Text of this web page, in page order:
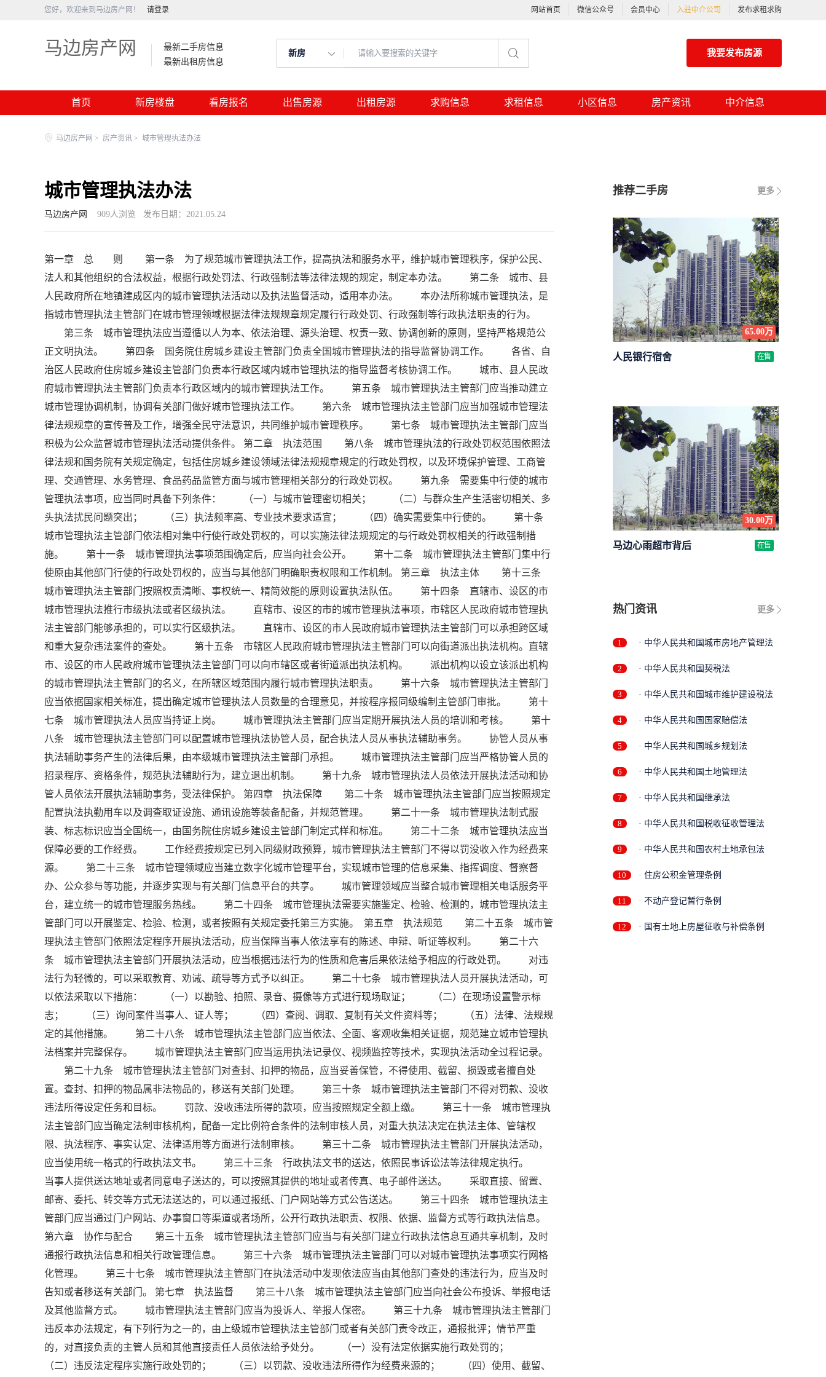
您好，欢迎来到马边房产网！ 请登录 网站首页 微信公众号 会员中心 入驻中介公司 发布求租求购
马边房产网
最新二手房信息
最新出租房信息
新房 我要发布房源
首页 新房楼盘 看房报名 出售房源 出租房源 求购信息 求租信息 小区信息 房产资讯 中介信息
马边房产网 > 房产资讯 > 城市管理执法办法
城市管理执法办法
马边房产网 909人浏览 发布日期：2021.05.24
第一章 总 则 第一条 为了规范城市管理执法工作，提高执法和服务水平，维护城市管理秩序，保护公民、
法人和其他组织的合法权益，根据行政处罚法、行政强制法等法律法规的规定，制定本办法。 第二条 城市、县
人民政府所在地镇建成区内的城市管理执法活动以及执法监督活动，适用本办法。 本办法所称城市管理执法，是
指城市管理执法主管部门在城市管理领域根据法律法规规章规定履行行政处罚、行政强制等行政执法职责的行为。
第三条 城市管理执法应当遵循以人为本、依法治理、源头治理、权责一致、协调创新的原则，坚持严格规范公
正文明执法。 第四条 国务院住房城乡建设主管部门负责全国城市管理执法的指导监督协调工作。 各省、自
治区人民政府住房城乡建设主管部门负责本行政区域内城市管理执法的指导监督考核协调工作。 城市、县人民政
府城市管理执法主管部门负责本行政区域内的城市管理执法工作。 第五条 城市管理执法主管部门应当推动建立
城市管理协调机制，协调有关部门做好城市管理执法工作。 第六条 城市管理执法主管部门应当加强城市管理法
律法规规章的宣传普及工作，增强全民守法意识，共同维护城市管理秩序。 第七条 城市管理执法主管部门应当
积极为公众监督城市管理执法活动提供条件。 第二章 执法范围 第八条 城市管理执法的行政处罚权范围依照法
律法规和国务院有关规定确定，包括住房城乡建设领域法律法规规章规定的行政处罚权，以及环境保护管理、工商管
理、交通管理、水务管理、食品药品监管方面与城市管理相关部分的行政处罚权。 第九条 需要集中行使的城市
管理执法事项，应当同时具备下列条件： （一）与城市管理密切相关； （二）与群众生产生活密切相关、多
头执法扰民问题突出； （三）执法频率高、专业技术要求适宜； （四）确实需要集中行使的。 第十条
城市管理执法主管部门依法相对集中行使行政处罚权的，可以实施法律法规规定的与行政处罚权相关的行政强制措
施。 第十一条 城市管理执法事项范围确定后，应当向社会公开。 第十二条 城市管理执法主管部门集中行
使原由其他部门行使的行政处罚权的，应当与其他部门明确职责权限和工作机制。 第三章 执法主体 第十三条
城市管理执法主管部门按照权责清晰、事权统一、精简效能的原则设置执法队伍。 第十四条 直辖市、设区的市
城市管理执法推行市级执法或者区级执法。 直辖市、设区的市的城市管理执法事项，市辖区人民政府城市管理执
法主管部门能够承担的，可以实行区级执法。 直辖市、设区的市人民政府城市管理执法主管部门可以承担跨区域
和重大复杂违法案件的查处。 第十五条 市辖区人民政府城市管理执法主管部门可以向街道派出执法机构。直辖
市、设区的市人民政府城市管理执法主管部门可以向市辖区或者街道派出执法机构。 派出机构以设立该派出机构
的城市管理执法主管部门的名义，在所辖区域范围内履行城市管理执法职责。 第十六条 城市管理执法主管部门
应当依据国家相关标准，提出确定城市管理执法人员数量的合理意见，并按程序报同级编制主管部门审批。 第十
七条 城市管理执法人员应当持证上岗。 城市管理执法主管部门应当定期开展执法人员的培训和考核。 第十
八条 城市管理执法主管部门可以配置城市管理执法协管人员，配合执法人员从事执法辅助事务。 协管人员从事
执法辅助事务产生的法律后果，由本级城市管理执法主管部门承担。 城市管理执法主管部门应当严格协管人员的
招录程序、资格条件，规范执法辅助行为，建立退出机制。 第十九条 城市管理执法人员依法开展执法活动和协
管人员依法开展执法辅助事务，受法律保护。 第四章 执法保障 第二十条 城市管理执法主管部门应当按照规定
配置执法执勤用车以及调查取证设施、通讯设施等装备配备，并规范管理。 第二十一条 城市管理执法制式服
装、标志标识应当全国统一，由国务院住房城乡建设主管部门制定式样和标准。 第二十二条 城市管理执法应当
保障必要的工作经费。 工作经费按规定已列入同级财政预算，城市管理执法主管部门不得以罚没收入作为经费来
源。 第二十三条 城市管理领域应当建立数字化城市管理平台，实现城市管理的信息采集、指挥调度、督察督
办、公众参与等功能，并逐步实现与有关部门信息平台的共享。 城市管理领域应当整合城市管理相关电话服务平
台，建立统一的城市管理服务热线。 第二十四条 城市管理执法需要实施鉴定、检验、检测的，城市管理执法主
管部门可以开展鉴定、检验、检测，或者按照有关规定委托第三方实施。 第五章 执法规范 第二十五条 城市管
理执法主管部门依照法定程序开展执法活动，应当保障当事人依法享有的陈述、申辩、听证等权利。 第二十六
条 城市管理执法主管部门开展执法活动，应当根据违法行为的性质和危害后果依法给予相应的行政处罚。 对违
法行为轻微的，可以采取教育、劝诫、疏导等方式予以纠正。 第二十七条 城市管理执法人员开展执法活动，可
以依法采取以下措施： （一）以勘验、拍照、录音、摄像等方式进行现场取证； （二）在现场设置警示标
志； （三）询问案件当事人、证人等； （四）查阅、调取、复制有关文件资料等； （五）法律、法规规
定的其他措施。 第二十八条 城市管理执法主管部门应当依法、全面、客观收集相关证据，规范建立城市管理执
法档案并完整保存。 城市管理执法主管部门应当运用执法记录仪、视频监控等技术，实现执法活动全过程记录。
第二十九条 城市管理执法主管部门对查封、扣押的物品，应当妥善保管，不得使用、截留、损毁或者擅自处
置。查封、扣押的物品属非法物品的，移送有关部门处理。 第三十条 城市管理执法主管部门不得对罚款、没收
违法所得设定任务和目标。 罚款、没收违法所得的款项，应当按照规定全额上缴。 第三十一条 城市管理执
法主管部门应当确定法制审核机构，配备一定比例符合条件的法制审核人员，对重大执法决定在执法主体、管辖权
限、执法程序、事实认定、法律适用等方面进行法制审核。 第三十二条 城市管理执法主管部门开展执法活动，
应当使用统一格式的行政执法文书。 第三十三条 行政执法文书的送达，依照民事诉讼法等法律规定执行。
当事人提供送达地址或者同意电子送达的，可以按照其提供的地址或者传真、电子邮件送达。 采取直接、留置、
邮寄、委托、转交等方式无法送达的，可以通过报纸、门户网站等方式公告送达。 第三十四条 城市管理执法主
管部门应当通过门户网站、办事窗口等渠道或者场所，公开行政执法职责、权限、依据、监督方式等行政执法信息。
第六章 协作与配合 第三十五条 城市管理执法主管部门应当与有关部门建立行政执法信息互通共享机制，及时
通报行政执法信息和相关行政管理信息。 第三十六条 城市管理执法主管部门可以对城市管理执法事项实行网格
化管理。 第三十七条 城市管理执法主管部门在执法活动中发现依法应当由其他部门查处的违法行为，应当及时
告知或者移送有关部门。 第七章 执法监督 第三十八条 城市管理执法主管部门应当向社会公布投诉、举报电话
及其他监督方式。 城市管理执法主管部门应当为投诉人、举报人保密。 第三十九条 城市管理执法主管部门
违反本办法规定，有下列行为之一的，由上级城市管理执法主管部门或者有关部门责令改正，通报批评；情节严重
的，对直接负责的主管人员和其他直接责任人员依法给予处分。 （一）没有法定依据实施行政处罚的；
（二）违反法定程序实施行政处罚的； （三）以罚款、没收违法所得作为经费来源的； （四）使用、截留、
更多
推荐二手房
65.00万
人民银行宿舍 在售
30.00万
马边心雨超市背后 在售
更多
热门资讯
1 · 中华人民共和国城市房地产管理法
2 · 中华人民共和国契税法
3 · 中华人民共和国城市维护建设税法
4 · 中华人民共和国国家赔偿法
5 · 中华人民共和国城乡规划法
6 · 中华人民共和国土地管理法
7 · 中华人民共和国继承法
8 · 中华人民共和国税收征收管理法
9 · 中华人民共和国农村土地承包法
10 · 住房公积金管理条例
11 · 不动产登记暂行条例
12 · 国有土地上房屋征收与补偿条例